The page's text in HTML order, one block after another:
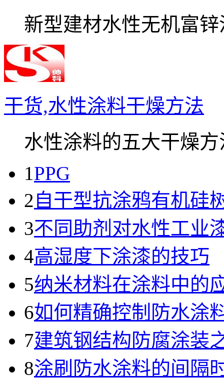
新型建材水性无机富锌
干货,水性涂料干燥方法
水性涂料的五大干燥方
1PPG
2自干型抗涂鸦有机硅
3不同助剂对水性工业
4高湿度下涂漆的技巧
5纳米材料在涂料中的
6如何精确控制防水涂
7建筑钢结构防腐涂装
8涂刷防水涂料的间隔